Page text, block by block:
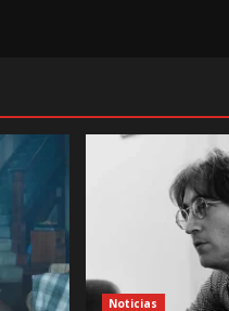
Noticias